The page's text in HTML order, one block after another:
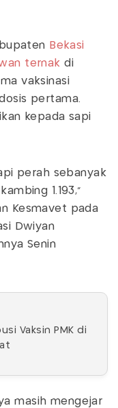
Bekasi
ternak di
vaksinasi
pertama.
kepada sapi
perah sebanyak
1.193,"
Kesmavet pada
Dwiyan
Senin
Vaksin PMK di
masih mengejar